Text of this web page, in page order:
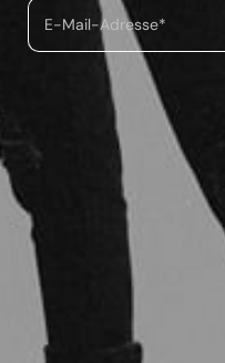
E-Mail-Adresse*